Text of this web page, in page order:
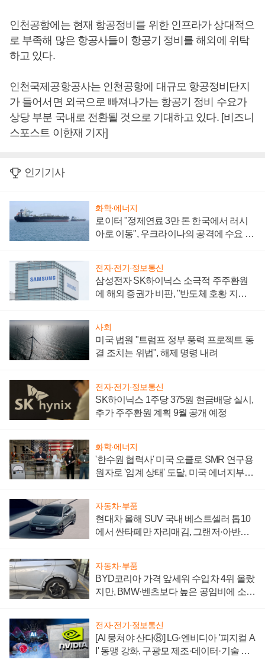
인천공항에는 현재 항공정비를 위한 인프라가 상대적으
로 부족해 많은 항공사들이 항공기 정비를 해외에 위탁
하고 있다.
인천국제공항공사는 인천공항에 대규모 항공정비단지
가 들어서면 외국으로 빠져나가는 항공기 정비 수요가
상당 부분 국내로 전환될 것으로 기대하고 있다. [비즈니
스포스트 이한재 기자]
인기기사
화학·에너지
로이터 "정제연료 3만 톤 한국에서 러시
아로 이동", 우크라이나의 공격에 수요 늘
전자·전기·정보통신
삼성전자 SK하이닉스 소극적 주주환원
에 해외 증권가 비판, "반도체 호황 지속
사회
미국 법원 "트럼프 정부 풍력 프로젝트 동
결 조치는 위법", 해제 명령 내려
전자·전기·정보통신
SK하이닉스 1주당 375원 현금배당 실시,
추가 주주환원 계획 9월 공개 예정
화학·에너지
'한수원 협력사' 미국 오클로 SMR 연구용
원자로 '임계 상태' 도달, 미국 에너지부
자동차·부품
현대차 올해 SUV 국내 베스트셀러 톱10
에서 싼타페만 자리매김, 그랜저·아반떼
자동차·부품
BYD코리아 가격 앞세워 수입차 4위 올랐
지만, BMW·벤츠보다 높은 공임비에 소비
전자·전기·정보통신
[AI 뭉쳐야 산다⑧] LG·엔비디아 '피지컬 A
I' 동맹 강화, 구광모 제조·데이터·기술 결